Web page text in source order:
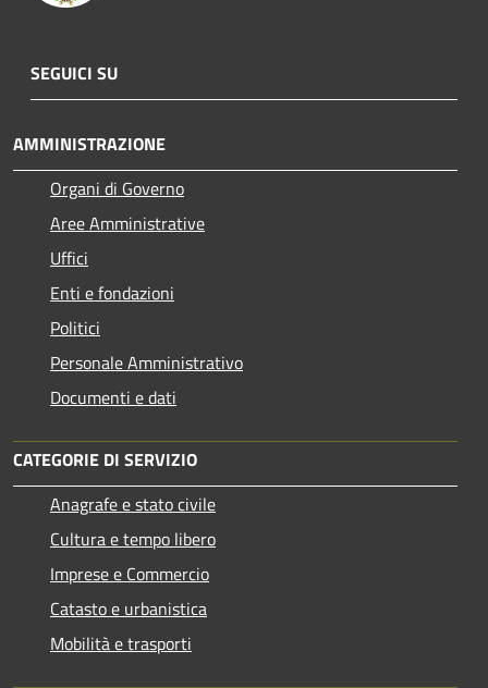
SEGUICI SU
AMMINISTRAZIONE
Organi di Governo
Aree Amministrative
Uffici
Enti e fondazioni
Politici
Personale Amministrativo
Documenti e dati
CATEGORIE DI SERVIZIO
Anagrafe e stato civile
Cultura e tempo libero
Imprese e Commercio
Catasto e urbanistica
Mobilità e trasporti